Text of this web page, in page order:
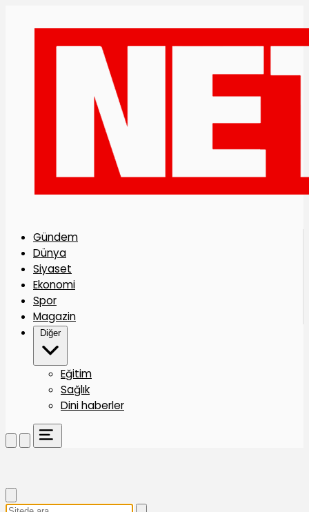
Gündem
Dünya
Siyaset
Ekonomi
Spor
Magazin
Diğer
Eğitim
Sağlık
Dini haberler